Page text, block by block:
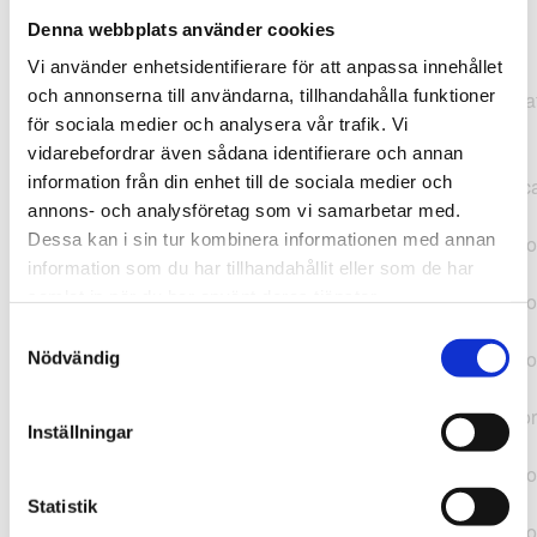
Denna webbplats använder cookies
Vi använder enhetsidentifierare för att anpassa innehållet
och annonserna till användarna, tillhandahålla funktioner
för sociala medier och analysera vår trafik. Vi
vidarebefordrar även sådana identifierare och annan
information från din enhet till de sociala medier och
annons- och analysföretag som vi samarbetar med.
Dessa kan i sin tur kombinera informationen med annan
information som du har tillhandahållit eller som de har
Nödvändig
Inställningar
Statistik
TypeError: "".concat(...).concat(...).replaceAll is not a
function at
https://webshop.pressbyran.se/_next/static/chunks/pages/
b1763451a2186f9e.js:1:11050 at Array.map
(<anonymous>) at K
(https://webshop.pressbyran.se/_next/static/chunks/pages/
b1763451a2186f9e.js:1:10836) at lk
(https://webshop.pressbyran.se/_next/static/chunks/
b241200379730ac0.js:1:129835) at i
(https://webshop.pressbyran.se/_next/static/chunks/
(https://webshop.pressbyran.se/_next/static/chunks/
https://webshop.pressbyran.se/_next/static/chunks/
b241200379730ac0.js:1:167872 at uI
(https://webshop.pressbyran.se/_next/static/chunks/
b241200379730ac0.js:1:167879) at uE
(https://webshop.pressbyran.se/_next/static/chunks/